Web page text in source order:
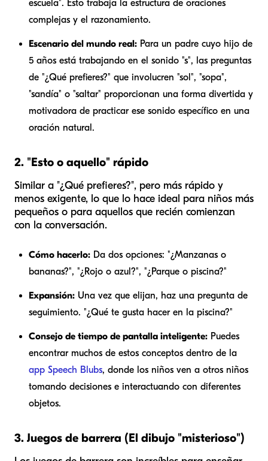
escuela". Esto trabaja la estructura de oraciones
complejas y el razonamiento.
Escenario del mundo real: Para un padre cuyo hijo de
5 años está trabajando en el sonido "s", las preguntas
de "¿Qué prefieres?" que involucren "sol", "sopa",
"sandía" o "saltar" proporcionan una forma divertida y
motivadora de practicar ese sonido específico en una
oración natural.
2. "Esto o aquello" rápido
Similar a "¿Qué prefieres?", pero más rápido y
menos exigente, lo que lo hace ideal para niños más
pequeños o para aquellos que recién comienzan
con la conversación.
Cómo hacerlo: Da dos opciones: "¿Manzanas o
bananas?", "¿Rojo o azul?", "¿Parque o piscina?"
Expansión: Una vez que elijan, haz una pregunta de
seguimiento. "¿Qué te gusta hacer en la piscina?"
Consejo de tiempo de pantalla inteligente: Puedes
encontrar muchos de estos conceptos dentro de la
app Speech Blubs, donde los niños ven a otros niños
tomando decisiones e interactuando con diferentes
objetos.
3. Juegos de barrera (El dibujo "misterioso")